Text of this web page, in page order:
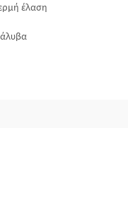
έλαση